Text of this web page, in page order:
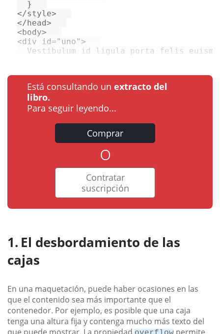
</style>
</head>
<body>
<div id="uno">
Vestibulum id ligula porta felis
Está consultando un extracto del
libro.
Para seguir leyendo...
Comprar
o
Contratar
suscripción
El desbordamiento de las
cajas
En una maquetación, puede haber ocasiones en las
que el contenido sea más importante que el
contenedor. Por ejemplo, es posible que una caja
tenga una altura fija y contenga mucho más texto del